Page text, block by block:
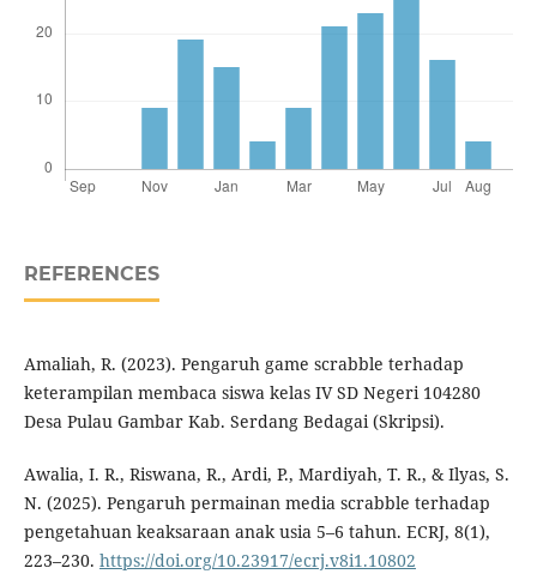
REFERENCES
Amaliah, R. (2023). Pengaruh game scrabble terhadap
keterampilan membaca siswa kelas IV SD Negeri 104280
Desa Pulau Gambar Kab. Serdang Bedagai (Skripsi).
Awalia, I. R., Riswana, R., Ardi, P., Mardiyah, T. R., & Ilyas, S.
N. (2025). Pengaruh permainan media scrabble terhadap
pengetahuan keaksaraan anak usia 5–6 tahun. ECRJ, 8(1),
223–230. https://doi.org/10.23917/ecrj.v8i1.10802